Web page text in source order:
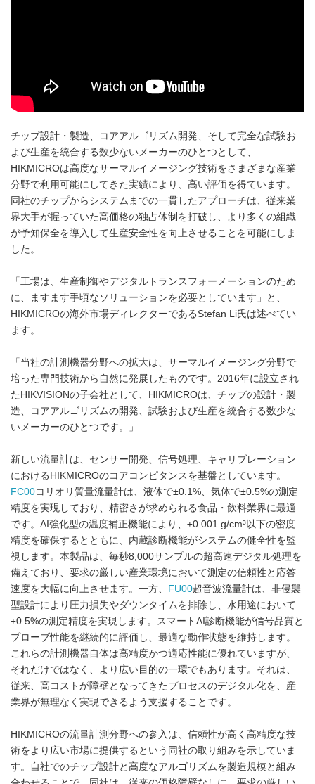
チップ設計・製造、コアアルゴリズム開発、そして完全な試験お
よび生産を統合する数少ないメーカーのひとつとして、
HIKMICROは高度なサーマルイメージング技術をさまざまな産業
分野で利用可能にしてきた実績により、高い評価を得ています。
同社のチップからシステムまでの一貫したアプローチは、従来業
界大手が握っていた高価格の独占体制を打破し、より多くの組織
が予知保全を導入して生産安全性を向上させることを可能にしま
した。
「工場は、生産制御やデジタルトランスフォーメーションのため
に、ますます手頃なソリューションを必要としています」と、
HIKMICROの海外市場ディレクターであるStefan Li氏は述べてい
ます。
「当社の計測機器分野への拡大は、サーマルイメージング分野で
培った専門技術から自然に発展したものです。2016年に設立され
たHIKVISIONの子会社として、HIKMICROは、チップの設計・製
造、コアアルゴリズムの開発、試験および生産を統合する数少な
いメーカーのひとつです。」
新しい流量計は、センサー開発、信号処理、キャリブレーション
におけるHIKMICROのコアコンピタンスを基盤としています。
FC00コリオリ質量流量計は、液体で±0.1%、気体で±0.5%の測定
精度を実現しており、精密さが求められる食品・飲料業界に最適
です。AI強化型の温度補正機能により、±0.001 g/cm³以下の密度
精度を確保するとともに、内蔵診断機能がシステムの健全性を監
視します。本製品は、毎秒8,000サンプルの超高速デジタル処理を
備えており、要求の厳しい産業環境において測定の信頼性と応答
速度を大幅に向上させます。一方、
FU00超音波流量計は、非侵襲
型設計により圧力損失やダウンタイムを排除し、水用途において
±0.5%の測定精度を実現します。スマートAI診断機能が信号品質と
プローブ性能を継続的に評価し、最適な動作状態を維持します。
これらの計測機器自体は高精度かつ適応性能に優れていますが、
それだけではなく、より広い目的の一環でもあります。それは、
従来、高コストが障壁となってきたプロセスのデジタル化を、産
業界が無理なく実現できるよう支援することです。
HIKMICROの流量計測分野への参入は、信頼性が高く高精度な技
術をより広い市場に提供するという同社の取り組みを示していま
す。自社でのチップ設計と高度なアルゴリズムを製造規模と組み